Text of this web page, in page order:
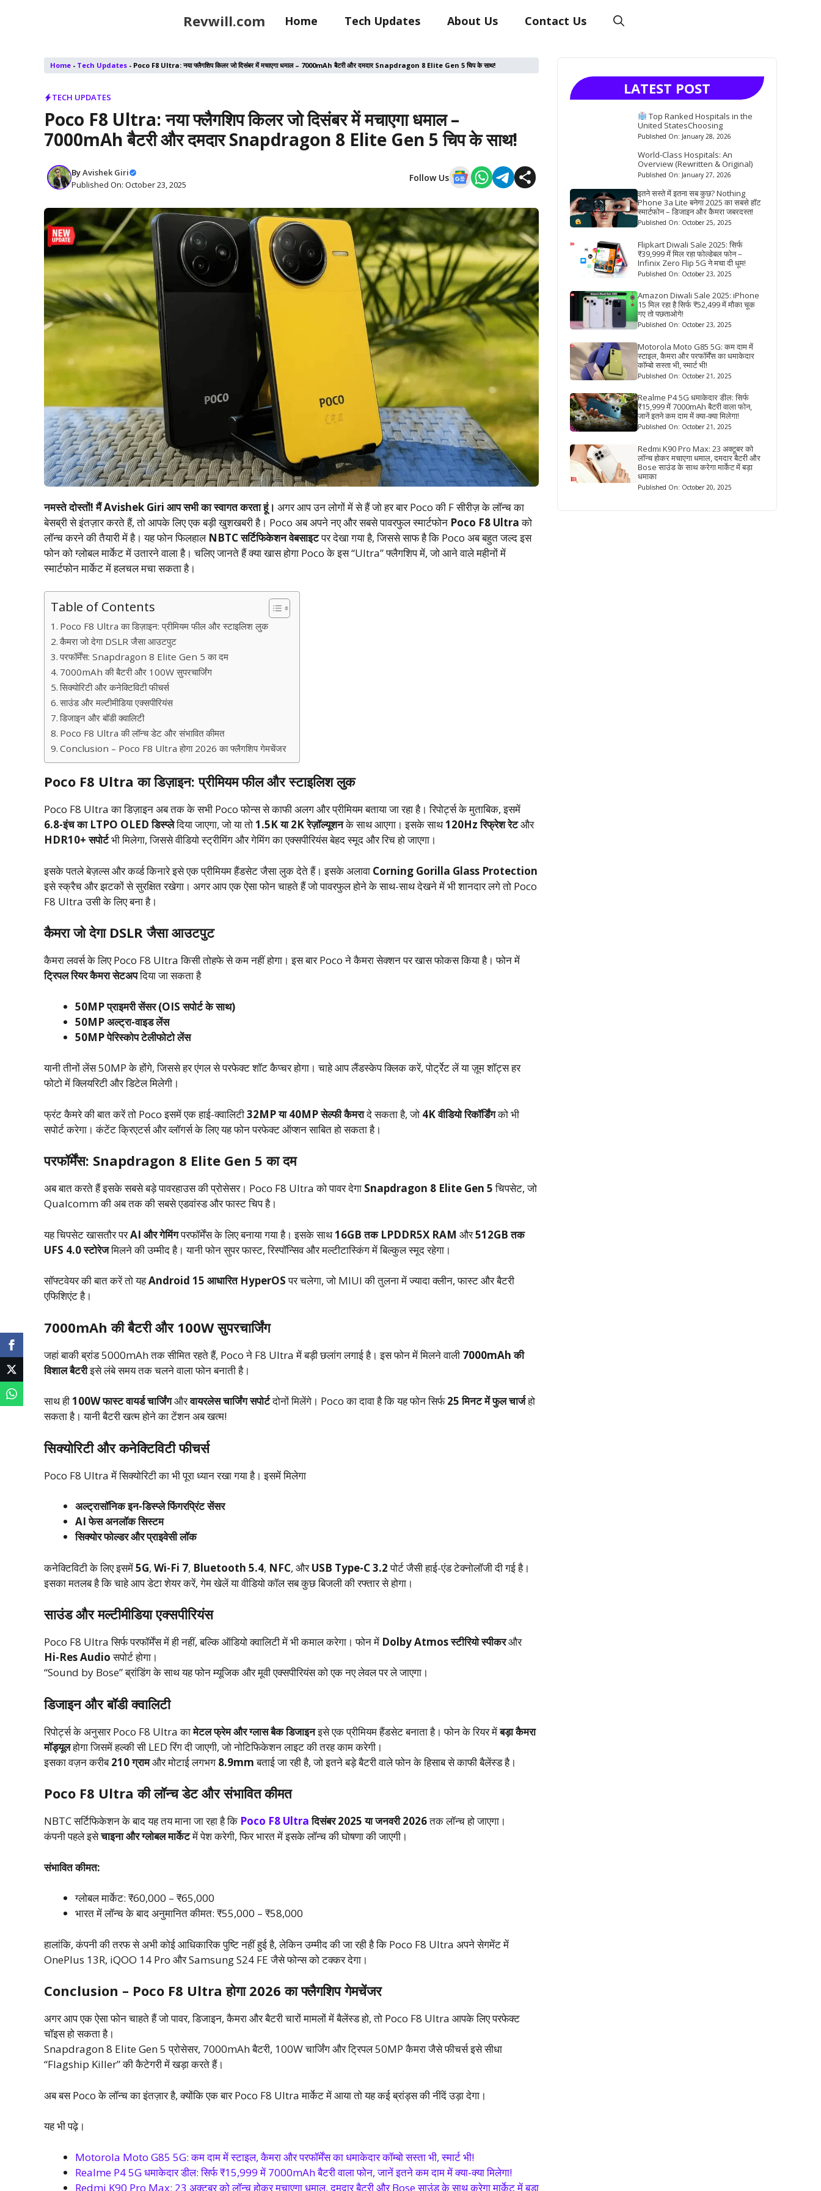
Revwill.com Home Tech Updates About Us Contact Us
Home - Tech Updates - Poco F8 Ultra: नया फ्लैगशिप किलर जो दिसंबर में मचाएगा धमाल – 7000mAh बैटरी और दमदार Snapdragon 8 Elite Gen 5 चिप के साथ!
TECH UPDATES
Poco F8 Ultra: नया फ्लैगशिप किलर जो दिसंबर में मचाएगा धमाल –
7000mAh बैटरी और दमदार Snapdragon 8 Elite Gen 5 चिप के साथ!
ByAvishek Giri
Published On: October 23, 2025
Follow Us
नमस्ते दोस्तों! मैं Avishek Giri आप सभी का स्वागत करता हूं। अगर आप उन लोगों में से हैं जो हर बार Poco की F सीरीज़ के लॉन्च का
बेसब्री से इंतज़ार करते हैं, तो आपके लिए एक बड़ी खुशखबरी है। Poco अब अपने नए और सबसे पावरफुल स्मार्टफोन Poco F8 Ultraको
लॉन्च करने की तैयारी में है। यह फोन फिलहाल NBTC सर्टिफिकेशन वेबसाइटपर देखा गया है, जिससे साफ है कि Poco अब बहुत जल्द इस
फोन को ग्लोबल मार्केट में उतारने वाला है। चलिए जानते हैं क्या खास होगा Poco के इस “Ultra” फ्लैगशिप में, जो आने वाले महीनों में
स्मार्टफोन मार्केट में हलचल मचा सकता है।
Table of Contents
Poco F8 Ultra का डिज़ाइन: प्रीमियम फील और स्टाइलिश लुक
कैमरा जो देगा DSLR जैसा आउटपुट
परफॉर्मेंस: Snapdragon 8 Elite Gen 5 का दम
7000mAh की बैटरी और 100W सुपरचार्जिंग
सिक्योरिटी और कनेक्टिविटी फीचर्स
साउंड और मल्टीमीडिया एक्सपीरियंस
डिजाइन और बॉडी क्वालिटी
Poco F8 Ultra की लॉन्च डेट और संभावित कीमत
Conclusion – Poco F8 Ultra होगा 2026 का फ्लैगशिप गेमचेंजर
Poco F8 Ultra का डिज़ाइन: प्रीमियम फील और स्टाइलिश लुक
Poco F8 Ultra का डिज़ाइन अब तक के सभी Poco फोन्स से काफी अलग और प्रीमियम बताया जा रहा है। रिपोर्ट्स के मुताबिक, इसमें
6.8-इंच का LTPO OLED डिस्प्लेदिया जाएगा, जो या तो1.5K या 2K रेज़ॉल्यूशनके साथ आएगा। इसके साथ120Hz रिफ्रेश रेटऔर
HDR10+ सपोर्टभी मिलेगा, जिससे वीडियो स्ट्रीमिंग और गेमिंग का एक्सपीरियंस बेहद स्मूद और रिच हो जाएगा।
इसके पतले बेज़ल्स और कर्व्ड किनारे इसे एक प्रीमियम हैंडसेट जैसा लुक देते हैं। इसके अलावा Corning Gorilla Glass Protection
इसे स्क्रैच और झटकों से सुरक्षित रखेगा। अगर आप एक ऐसा फोन चाहते हैं जो पावरफुल होने के साथ-साथ देखने में भी शानदार लगे तो Poco
F8 Ultra उसी के लिए बना है।
कैमरा जो देगा DSLR जैसा आउटपुट
कैमरा लवर्स के लिए Poco F8 Ultra किसी तोहफे से कम नहीं होगा। इस बार Poco ने कैमरा सेक्शन पर खास फोकस किया है। फोन में
ट्रिपल रियर कैमरा सेटअपदिया जा सकता है
50MP प्राइमरी सेंसर (OIS सपोर्ट के साथ)
50MP अल्ट्रा-वाइड लेंस
50MP पेरिस्कोप टेलीफोटो लेंस
यानी तीनों लेंस 50MP के होंगे, जिससे हर एंगल से परफेक्ट शॉट कैप्चर होगा। चाहे आप लैंडस्केप क्लिक करें, पोर्ट्रेट लें या ज़ूम शॉट्स हर
फोटो में क्लियरिटी और डिटेल मिलेगी।
फ्रंट कैमरे की बात करें तो Poco इसमें एक हाई-क्वालिटी32MP या 40MP सेल्फी कैमरादे सकता है, जो 4K वीडियो रिकॉर्डिंगको भी
सपोर्ट करेगा। कंटेंट क्रिएटर्स और व्लॉगर्स के लिए यह फोन परफेक्ट ऑप्शन साबित हो सकता है।
परफॉर्मेंस: Snapdragon 8 Elite Gen 5 का दम
अब बात करते हैं इसके सबसे बड़े पावरहाउस की प्रोसेसर। Poco F8 Ultra को पावर देगा Snapdragon 8 Elite Gen 5चिपसेट, जो
Qualcomm की अब तक की सबसे एडवांस्ड और फास्ट चिप है।
यह चिपसेट खासतौर परAI और गेमिंगपरफॉर्मेंस के लिए बनाया गया है। इसके साथ16GB तक LPDDR5X RAM और512GB तक
UFS 4.0 स्टोरेजमिलने की उम्मीद है। यानी फोन सुपर फास्ट, रिस्पॉन्सिव और मल्टीटास्किंग में बिल्कुल स्मूद रहेगा।
सॉफ्टवेयर की बात करें तो यहAndroid 15 आधारित HyperOSपर चलेगा, जो MIUI की तुलना में ज्यादा क्लीन, फास्ट और बैटरी
एफिशिएंट है।
7000mAh की बैटरी और 100W सुपरचार्जिंग
जहां बाकी ब्रांड 5000mAh तक सीमित रहते हैं, Poco ने F8 Ultra में बड़ी छलांग लगाई है। इस फोन में मिलने वाली 7000mAh की
विशाल बैटरीइसे लंबे समय तक चलने वाला फोन बनाती है।
साथ ही100W फास्ट वायर्ड चार्जिंगऔरवायरलेस चार्जिंग सपोर्टदोनों मिलेंगे। Poco का दावा है कि यह फोन सिर्फ25 मिनट में फुल चार्जहो
सकता है। यानी बैटरी खत्म होने का टेंशन अब खत्म!
सिक्योरिटी और कनेक्टिविटी फीचर्स
Poco F8 Ultra में सिक्योरिटी का भी पूरा ध्यान रखा गया है। इसमें मिलेगा
अल्ट्रासॉनिक इन-डिस्प्ले फिंगरप्रिंट सेंसर
AI फेस अनलॉक सिस्टम
सिक्योर फोल्डर और प्राइवेसी लॉक
कनेक्टिविटी के लिए इसमें5G, Wi-Fi 7, Bluetooth 5.4, NFC, औरUSB Type-C 3.2पोर्ट जैसी हाई-एंड टेक्नोलॉजी दी गई है।
इसका मतलब है कि चाहे आप डेटा शेयर करें, गेम खेलें या वीडियो कॉल सब कुछ बिजली की रफ्तार से होगा।
साउंड और मल्टीमीडिया एक्सपीरियंस
Poco F8 Ultra सिर्फ परफॉर्मेंस में ही नहीं, बल्कि ऑडियो क्वालिटी में भी कमाल करेगा। फोन में Dolby Atmos स्टीरियो स्पीकरऔर
Hi-Res Audioसपोर्ट होगा।
“Sound by Bose” ब्रांडिंग के साथ यह फोन म्यूजिक और मूवी एक्सपीरियंस को एक नए लेवल पर ले जाएगा।
डिजाइन और बॉडी क्वालिटी
रिपोर्ट्स के अनुसार Poco F8 Ultra कामेटल फ्रेम और ग्लास बैक डिजाइनइसे एक प्रीमियम हैंडसेट बनाता है। फोन के रियर मेंबड़ा कैमरा
मॉड्यूलहोगा जिसमें हल्की सी LED रिंग दी जाएगी, जो नोटिफिकेशन लाइट की तरह काम करेगी।
इसका वज़न करीब210 ग्रामऔर मोटाई लगभग 8.9mmबताई जा रही है, जो इतने बड़े बैटरी वाले फोन के हिसाब से काफी बैलेंस्ड है।
Poco F8 Ultra की लॉन्च डेट और संभावित कीमत
NBTC सर्टिफिकेशन के बाद यह तय माना जा रहा है कि Poco F8 Ultraदिसंबर 2025 या जनवरी 2026तक लॉन्च हो जाएगा।
कंपनी पहले इसेचाइना और ग्लोबल मार्केटमें पेश करेगी, फिर भारत में इसके लॉन्च की घोषणा की जाएगी।
संभावित कीमत:
ग्लोबल मार्केट: ₹60,000 – ₹65,000
भारत में लॉन्च के बाद अनुमानित कीमत: ₹55,000 – ₹58,000
हालांकि, कंपनी की तरफ से अभी कोई आधिकारिक पुष्टि नहीं हुई है, लेकिन उम्मीद की जा रही है कि Poco F8 Ultra अपने सेगमेंट में
OnePlus 13R, iQOO 14 Pro और Samsung S24 FE जैसे फोन्स को टक्कर देगा।
Conclusion – Poco F8 Ultra होगा 2026 का फ्लैगशिप गेमचेंजर
अगर आप एक ऐसा फोन चाहते हैं जो पावर, डिजाइन, कैमरा और बैटरी चारों मामलों में बैलेंस्ड हो, तो Poco F8 Ultra आपके लिए परफेक्ट
चॉइस हो सकता है।
Snapdragon 8 Elite Gen 5 प्रोसेसर, 7000mAh बैटरी, 100W चार्जिंग और ट्रिपल 50MP कैमरा जैसे फीचर्स इसे सीधा
“Flagship Killer” की कैटेगरी में खड़ा करते हैं।
अब बस Poco के लॉन्च का इंतज़ार है, क्योंकि एक बार Poco F8 Ultra मार्केट में आया तो यह कई ब्रांड्स की नींदें उड़ा देगा।
यह भी पढ़े।
Motorola Moto G85 5G: कम दाम में स्टाइल, कैमरा और परफॉर्मेंस का धमाकेदार कॉम्बो सस्ता भी, स्मार्ट भी!
Realme P4 5G धमाकेदार डील: सिर्फ ₹15,999 में 7000mAh बैटरी वाला फोन, जानें इतने कम दाम में क्या-क्या मिलेगा!
Redmi K90 Pro Max: 23 अक्टूबर को लॉन्च होकर मचाएगा धमाल, दमदार बैटरी और Bose साउंड के साथ करेगा मार्केट में बड़ा
LATEST POST
Top Ranked Hospitals in the
United StatesChoosing
Published On: January 28, 2026
World-Class Hospitals: An
Overview (Rewritten & Original)
Published On: January 27, 2026
इतने सस्ते में इतना सब कुछ? Nothing
Phone 3a Lite बनेगा 2025 का सबसे हॉट
स्मार्टफोन – डिजाइन और कैमरा जबरदस्त!
Published On: October 25, 2025
Flipkart Diwali Sale 2025: सिर्फ
₹39,999 में मिल रहा फोल्डेबल फोन –
Infinix Zero Flip 5G ने मचा दी धूम!
Published On: October 23, 2025
Amazon Diwali Sale 2025: iPhone
15 मिल रहा है सिर्फ ₹52,499 में मौका चूक
गए तो पछताओगे!
Published On: October 23, 2025
Motorola Moto G85 5G: कम दाम में
स्टाइल, कैमरा और परफॉर्मेंस का धमाकेदार
कॉम्बो सस्ता भी, स्मार्ट भी!
Published On: October 21, 2025
Realme P4 5G धमाकेदार डील: सिर्फ
₹15,999 में 7000mAh बैटरी वाला फोन,
जानें इतने कम दाम में क्या-क्या मिलेगा!
Published On: October 21, 2025
Redmi K90 Pro Max: 23 अक्टूबर को
लॉन्च होकर मचाएगा धमाल, दमदार बैटरी और
Bose साउंड के साथ करेगा मार्केट में बड़ा
धमाका
Published On: October 20, 2025